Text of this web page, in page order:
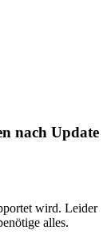
nach Update
wird. Leider
alles.